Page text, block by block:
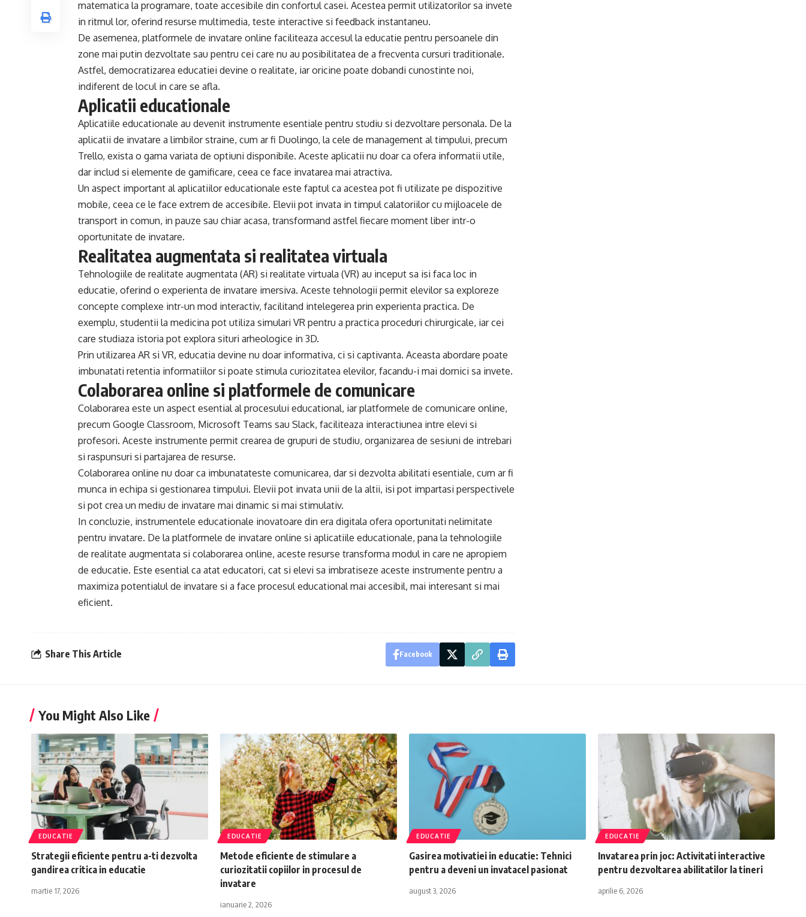
matematica la programare, toate accesibile din confortul casei. Acestea permit utilizatorilor sa invete
in ritmul lor, oferind resurse multimedia, teste interactive si feedback instantaneu.
De asemenea, platformele de invatare online faciliteaza accesul la educatie pentru persoanele din
zone mai putin dezvoltate sau pentru cei care nu au posibilitatea de a frecventa cursuri traditionale.
Astfel, democratizarea educatiei devine o realitate, iar oricine poate dobandi cunostinte noi,
indiferent de locul in care se afla.
Aplicatii educationale
Aplicatiile educationale au devenit instrumente esentiale pentru studiu si dezvoltare personala. De la
aplicatii de invatare a limbilor straine, cum ar fi Duolingo, la cele de management al timpului, precum
Trello, exista o gama variata de optiuni disponibile. Aceste aplicatii nu doar ca ofera informatii utile,
dar includ si elemente de gamificare, ceea ce face invatarea mai atractiva.
Un aspect important al aplicatiilor educationale este faptul ca acestea pot fi utilizate pe dispozitive
mobile, ceea ce le face extrem de accesibile. Elevii pot invata in timpul calatoriilor cu mijloacele de
transport in comun, in pauze sau chiar acasa, transformand astfel fiecare moment liber intr-o
oportunitate de invatare.
Realitatea augmentata si realitatea virtuala
Tehnologiile de realitate augmentata (AR) si realitate virtuala (VR) au inceput sa isi faca loc in
educatie, oferind o experienta de invatare imersiva. Aceste tehnologii permit elevilor sa exploreze
concepte complexe intr-un mod interactiv, facilitand intelegerea prin experienta practica. De
exemplu, studentii la medicina pot utiliza simulari VR pentru a practica proceduri chirurgicale, iar cei
care studiaza istoria pot explora situri arheologice in 3D.
Prin utilizarea AR si VR, educatia devine nu doar informativa, ci si captivanta. Aceasta abordare poate
imbunatati retentia informatiilor si poate stimula curiozitatea elevilor, facandu-i mai dornici sa invete.
Colaborarea online si platformele de comunicare
Colaborarea este un aspect esential al procesului educational, iar platformele de comunicare online,
precum Google Classroom, Microsoft Teams sau Slack, faciliteaza interactiunea intre elevi si
profesori. Aceste instrumente permit crearea de grupuri de studiu, organizarea de sesiuni de intrebari
si raspunsuri si partajarea de resurse.
Colaborarea online nu doar ca imbunatateste comunicarea, dar si dezvolta abilitati esentiale, cum ar fi
munca in echipa si gestionarea timpului. Elevii pot invata unii de la altii, isi pot impartasi perspectivele
si pot crea un mediu de invatare mai dinamic si mai stimulativ.
In concluzie, instrumentele educationale inovatoare din era digitala ofera oportunitati nelimitate
pentru invatare. De la platformele de invatare online si aplicatiile educationale, pana la tehnologiile
de realitate augmentata si colaborarea online, aceste resurse transforma modul in care ne apropiem
de educatie. Este esential ca atat educatori, cat si elevi sa imbratiseze aceste instrumente pentru a
maximiza potentialul de invatare si a face procesul educational mai accesibil, mai interesant si mai
eficient.
Share This Article Facebook
You Might Also Like
EDUCATIE
Strategii eficiente pentru a-ti dezvolta
gandirea critica in educatie
martie 17, 2026
EDUCATIE
Metode eficiente de stimulare a
curiozitatii copiilor in procesul de
invatare
ianuarie 2, 2026
EDUCATIE
Gasirea motivatiei in educatie: Tehnici
pentru a deveni un invatacel pasionat
august 3, 2026
EDUCATIE
Invatarea prin joc: Activitati interactive
pentru dezvoltarea abilitatilor la tineri
aprilie 6, 2026